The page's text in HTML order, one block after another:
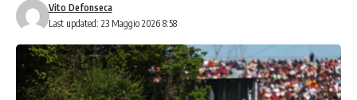
Last updated: 23 Maggio 2026 8:58
Vito Defonseca